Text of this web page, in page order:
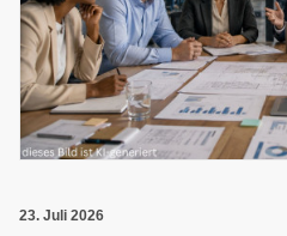
23. Juli 2026